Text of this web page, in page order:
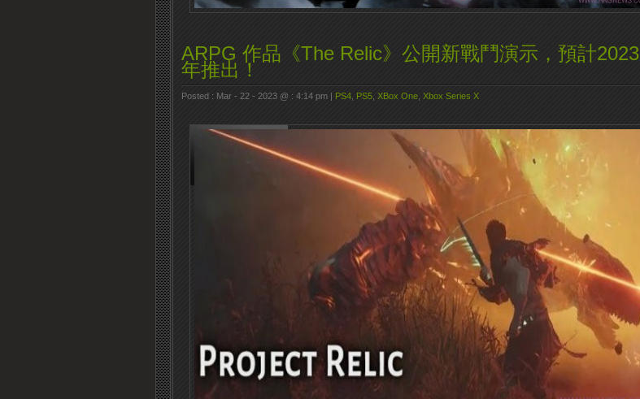
ARPG 作品《The Relic》公開新戰鬥演示，預計2023
年推出！
Posted : Mar - 22 - 2023 @ : 4:14 pm | PS4 PS5 XBox One Xbox Series X